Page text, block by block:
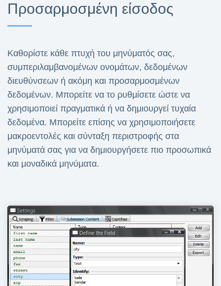
Προσαρμοσμένη είσοδος
Καθορίστε κάθε πτυχή του μηνύματός σας,
συμπεριλαμβανομένων ονομάτων, δεδομένων
διευθύνσεων ή ακόμη και προσαρμοσμένων
δεδομένων. Μπορείτε να το ρυθμίσετε ώστε να
χρησιμοποιεί πραγματικά ή να δημιουργεί τυχαία
δεδομένα. Μπορείτε επίσης να χρησιμοποιήσετε
μακροεντολές και σύνταξη περιστροφής στα
μηνύματά σας για να δημιουργήσετε πιο προσωπικά
και μοναδικά μηνύματα.